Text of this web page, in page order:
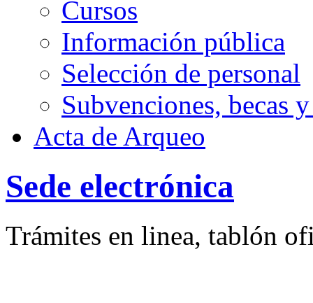
Cursos
Información pública
Selección de personal
Subvenciones, becas
Acta de Arqueo
Sede electrónica
Trámites en linea, tablón